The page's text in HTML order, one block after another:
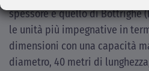
spessore è quello di Bottrighe
le unità più impegnative in
dimensioni con una capacità
diametro, 40 metri di